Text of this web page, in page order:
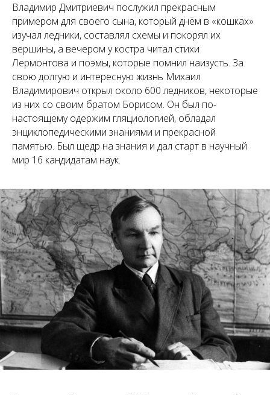
Владимир Дмитриевич послужил прекрасным
примером для своего сына, который днём в «кошках»
изучал ледники, составлял схемы и покорял их
вершины, а вечером у костра читал стихи
Лермонтова и поэмы, которые помнил наизусть. За
свою долгую и интересную жизнь Михаил
Владимирович открыл около 600 ледников, некоторые
из них со своим братом Борисом. Он был по-
настоящему одержим гляциологией, обладал
энциклопедическими знаниями и прекрасной
памятью. Был щедр на знания и дал старт в научный
мир 16 кандидатам наук.